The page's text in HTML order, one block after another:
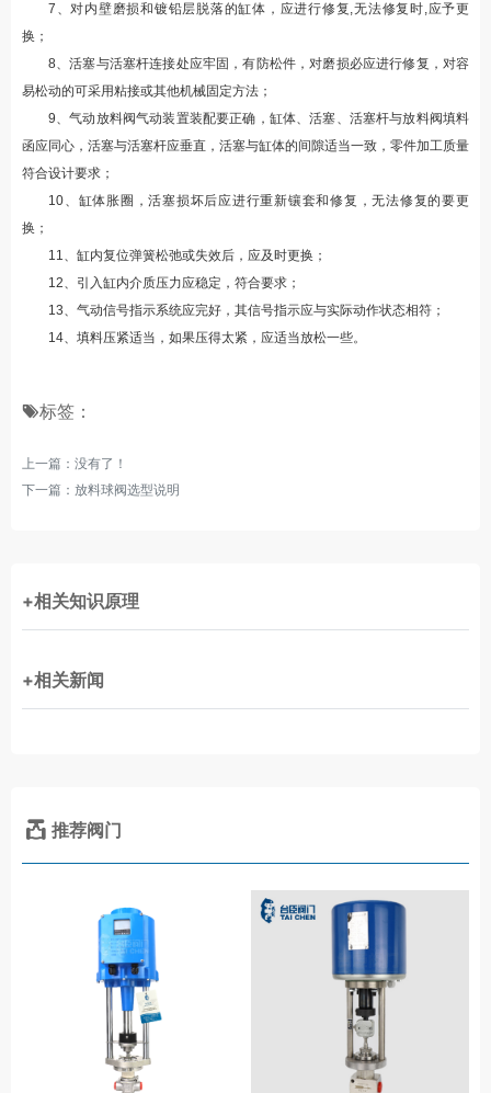
7 、对内壁磨损和镀铅层脱落的缸体，应进行修复,无法修复时,应予更
换；
8、活塞与活塞杆连接处应牢固，有防松件，对磨损必应进行修复，对容
易松动的可采用粘接或其他机械固定方法；
9、气动放料阀气动装置装配要正确，缸体、活塞、活塞杆与放料阀填料
函应同心，活塞与活塞杆应垂直，活塞与缸体的间隙适当一致，零件加工质量
符合设计要求；
10、缸体胀圈，活塞损坏后应进行重新镶套和修复，无法修复的要更
换；
11、缸内复位弹簧松弛或失效后，应及时更换；
12、引入缸内介质压力应稳定，符合要求；
13、气动信号指示系统应完好，其信号指示应与实际动作状态相符；
14、填料压紧适当，如果压得太紧，应适当放松一些。
标签：
上一篇：没有了！
下一篇： 放料球阀选型说明
+相关知识原理
+相关新闻
推荐阀门